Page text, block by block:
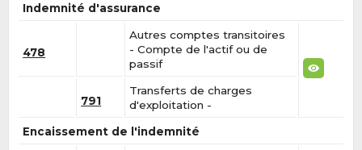
Indemnité d'assurance
478
Autres comptes transitoires
- Compte de l'actif ou de
passif
791
Transferts de charges
d'exploitation -
Encaissement de l'indemnité